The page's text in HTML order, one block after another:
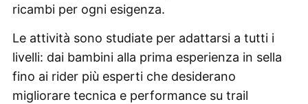
ricambi per ogni esigenza.
Le attività sono studiate per adattarsi a tutti i
livelli: dai bambini alla prima esperienza in sella
fino ai rider più esperti che desiderano
migliorare tecnica e performance su trail